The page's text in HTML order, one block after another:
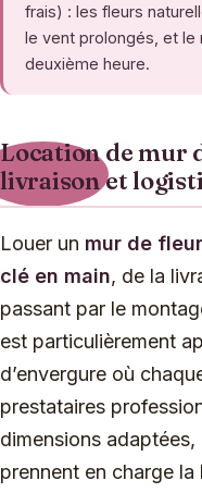
frais) : les fleurs
le vent prolongés, et le
deuxième heure.
Location de mur
livraison et
Louer un mur de
clé en main, de la
passant par le
est particulièrement
d’envergure où
prestataires
dimensions adaptées,
prennent en charge